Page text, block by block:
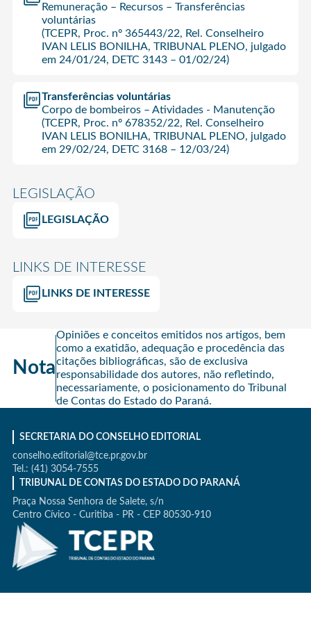
Remuneração – Recursos – Transferências
voluntárias
(TCEPR, Proc. nº 365443/22, Rel. Conselheiro
IVAN LELIS BONILHA, TRIBUNAL PLENO, julgado
em 24/01/24, DETC 3143 – 01/02/24)
Transferências voluntárias
Corpo de bombeiros – Atividades - Manutenção
(TCEPR, Proc. nº 678352/22, Rel. Conselheiro
IVAN LELIS BONILHA, TRIBUNAL PLENO, julgado
em 29/02/24, DETC 3168 – 12/03/24)
LEGISLAÇÃO
LEGISLAÇÃO
LINKS DE INTERESSE
LINKS DE INTERESSE
Nota
Opiniões e conceitos emitidos nos artigos, bem
como a exatidão, adequação e procedência das
citações bibliográficas, são de exclusiva
responsabilidade dos autores, não refletindo,
necessariamente, o posicionamento do Tribunal
de Contas do Estado do Paraná.
SECRETARIA DO CONSELHO EDITORIAL
conselho.editorial@tce.pr.gov.br
Tel.: (41) 3054-7555
TRIBUNAL DE CONTAS DO ESTADO DO PARANÁ
Praça Nossa Senhora de Salete, s/n
Centro Cívico - Curitiba - PR - CEP 80530-910